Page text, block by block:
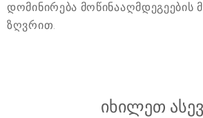
დომინირება მოწინააღმდეგეების
ზღვრით.
იხილეთ